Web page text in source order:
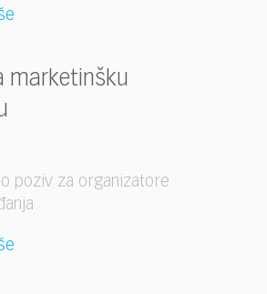
marketinšku
poziv za organizatore